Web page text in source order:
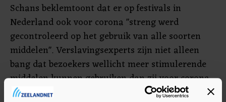
Schans beklemtoont dat er op festivals in
Nederland ook voor corona "streng werd
gecontroleerd op het gebruik van alle soorten
middelen". Verslavingsexperts zijn niet alleen
bang dat bezoekers wellicht meer stimulerende
middelen kunnen gebruiken dan zij voor corona
deden. Maar ook de fysieke tolerantie op het